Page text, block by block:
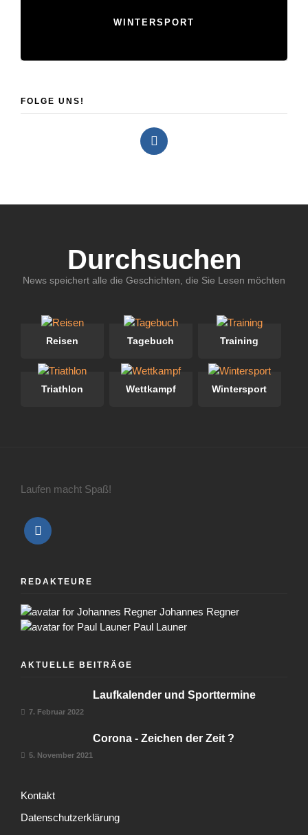
WINTERSPORT
FOLGE UNS!
Durchsuchen
News speichert alle die Geschichten, die Sie Lesen möchten
Reisen Tagebuch Training
Triathlon Wettkampf Wintersport
Laufen macht Spaß!
REDAKTEURE
Johannes Regner
Paul Launer
AKTUELLE BEITRÄGE
Laufkalender und Sporttermine
7. Februar 2022
Corona - Zeichen der Zeit ?
5. November 2021
Kontakt
Datenschutzerklärung